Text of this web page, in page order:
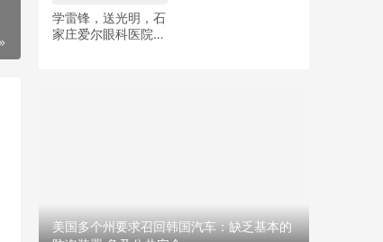
学雷锋，送光明，石
家庄爱尔眼科医院党
美国多个州要求召回韩国汽车：缺乏基本的